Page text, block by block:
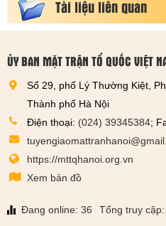
Tài liệu liên quan
ỦY BAN MẶT TRẬN TỔ QUỐC VIỆT
Số 29, phố Lý Thường Kiệt,
Thành phố Hà Nội
Điện thoại: (024) 39345384;
https://mttqhanoi.org.vn
Xem bản đồ
Đang online: 36 Tổng truy